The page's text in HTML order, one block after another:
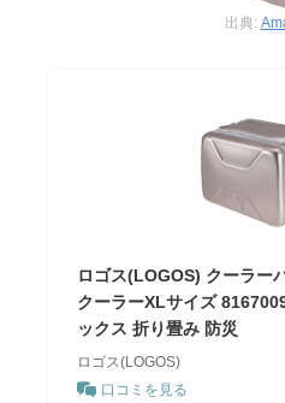
出典:
ロゴス(LOGOS) クーラー
クーラーXLサイズ
ックス 折り畳み 防災
ロゴス(LOGOS)
口コミを見る